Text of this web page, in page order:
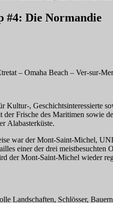
Die Normandie
– Omaha Beach – Ver-sur-
Kultur-, Geschichtsinteressierte
Frische des Maritimen sowie
Alabasterküste.
war der Mont-Saint-Michel,
einer der drei
der Mont-Saint-Michel wieder
Landschaften, Schlösser,